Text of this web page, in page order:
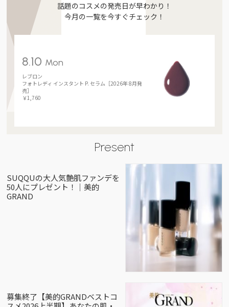
話題のコスメの発売日が早わかり！
今月の一覧を今すぐチェック！
8.10 Mon
レブロン
フォトレディ インスタント P. セラム［2026年 8月発
売］
￥1,760
Present
SUQQUの大人気艶肌ファンデを
50人にプレゼント！｜美的
GRAND
募集終了【美的GRANDベストコ